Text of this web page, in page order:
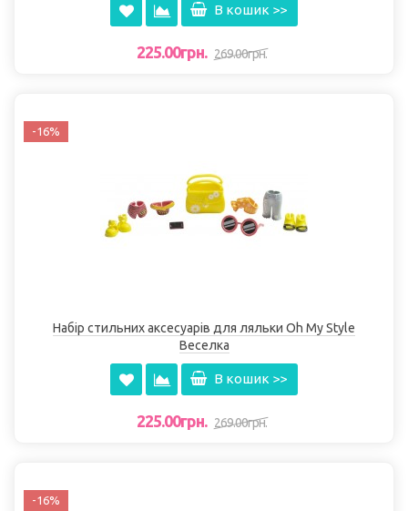
В кошик >>
225.00грн. 269.00грн.
-16%
Набір стильних аксесуарів для ляльки Oh My Style
Веселка
В кошик >>
225.00грн. 269.00грн.
-16%